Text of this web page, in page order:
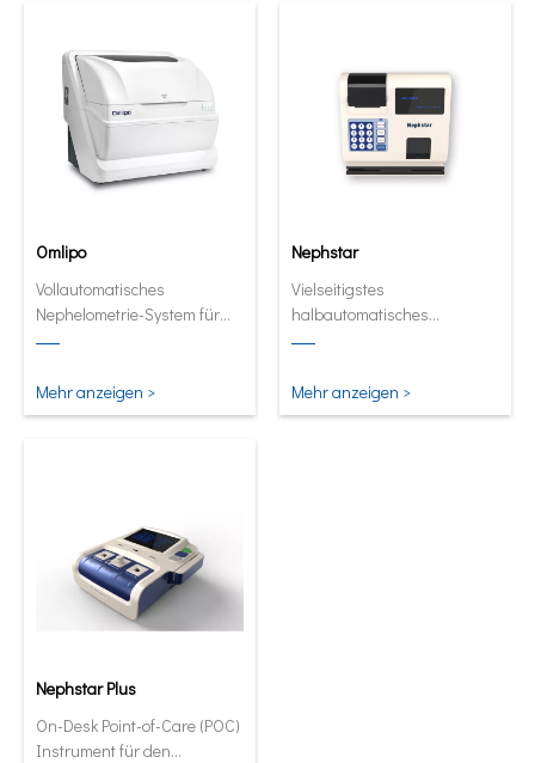
Omlipo
Vollautomatisches
Nephelometrie-System für
Labors mit mittlerer bis hoher
Mehr anzeigen >
Nephstar
Vielseitigstes
halbautomatisches
Analysegerät für spezifische
Mehr anzeigen >
Nephstar Plus
On-Desk Point-of-Care (POC)
Instrument für den